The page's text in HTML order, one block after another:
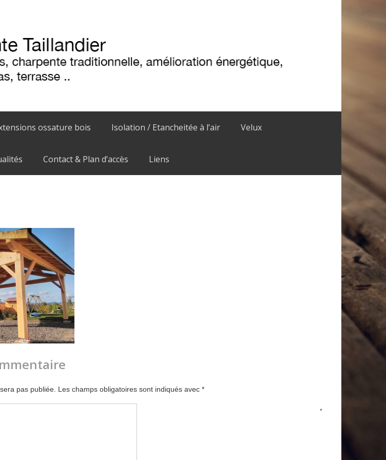
ossature bois Isolation / Etancheitée à l’air Velux
Contact & Plan d’accès Liens
pas publiée. Les champs obligatoires sont indiqués avec *
*